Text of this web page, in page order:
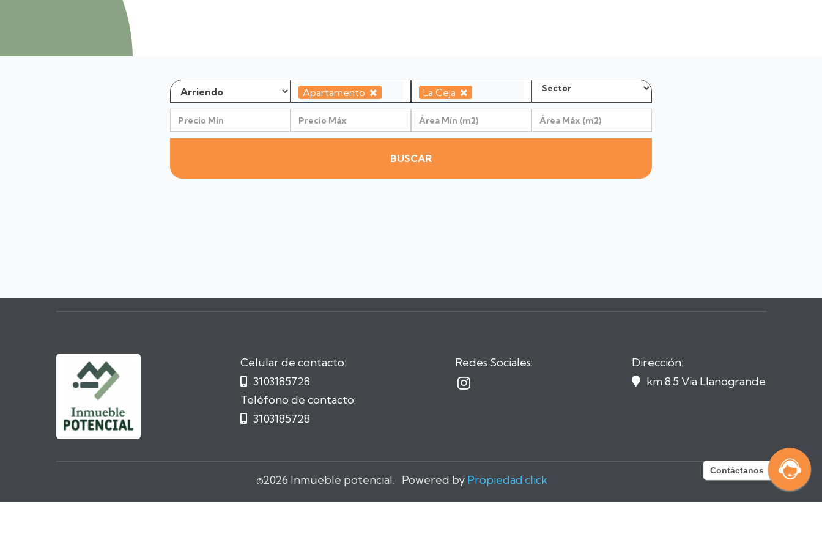
Apartamento La Ceja
BUSCAR
Celular de contacto:

3103185728
Teléfono de contacto:
 3103185728
Redes Sociales:

Dirección:
 km 8.5 Via Llanogrande
©2026 Inmueble potencial. Powered by Propiedad.click
Contáctanos